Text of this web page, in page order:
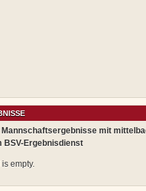
Mannschaftsergebnisse mit
BSV-Ergebnisdienst
is empty.